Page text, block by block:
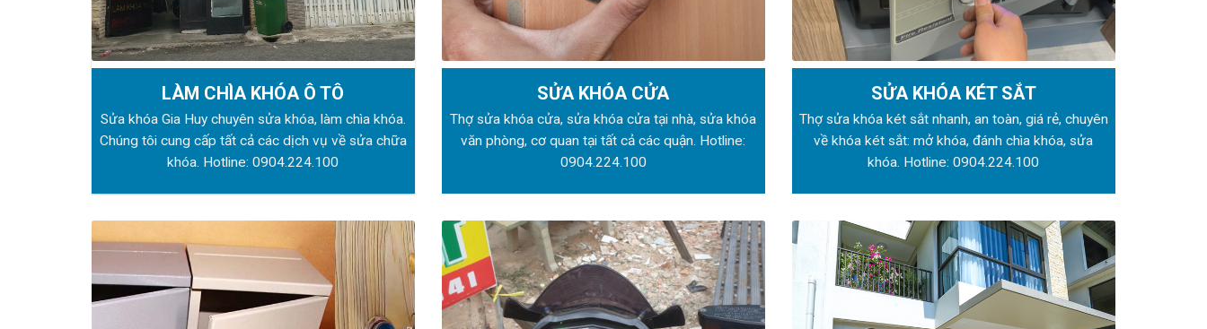
LÀM CHÌA KHÓA Ô TÔ
Sửa khóa Gia Huy chuyên sửa khóa, làm chìa khóa.
Chúng tôi cung cấp tất cả các dịch vụ về sửa chữa
khóa. Hotline:0904.224.100
SỬA KHÓA CỬA
Thợ sửa khóa cửa, sửa khóa cửa tại nhà, sửa khóa
văn phòng, cơ quan tại tất cả các quận. Hotline:
0904.224.100
SỬA KHÓA KÉT SẮT
Thợ sửa khóakét sắt nhanh, an toàn, giá rẻ, chuyên
về khóa két sắt: mở khóa, đánh chìa khóa, sửa
khóa. Hotline:0904.224.100